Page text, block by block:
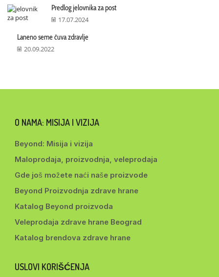
Predlog jelovnika za post
17.07.2024
Laneno seme čuva zdravlje
20.09.2022
O NAMA: MISIJA I VIZIJA
Beyond: Misija i vizija
Maloprodaja, proizvodnja, veleprodaja
Gde još možete naći naše proizvode
Beyond Proizvodnja zdrave hrane
Katalog Beyond proizvoda
Veleprodaja zdrave hrane Beograd
Katalog brendova zdrave hrane
USLOVI KORIŠĆENJA